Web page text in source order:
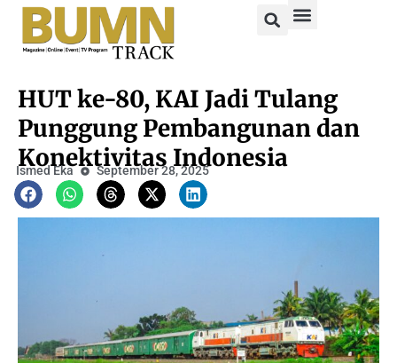
HUT ke-80, KAI Jadi Tulang
Punggung Pembangunan dan
Konektivitas Indonesia
Ismed Eka September 28, 2025